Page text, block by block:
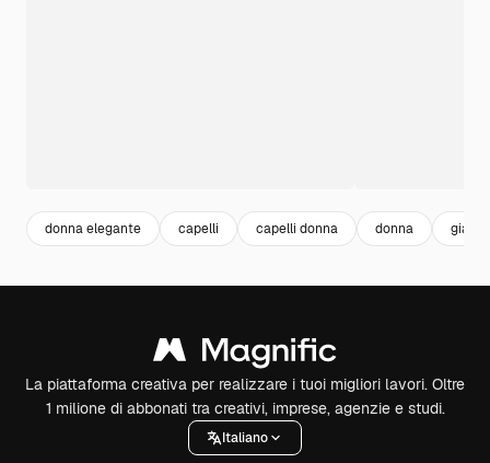
donna elegante capelli capelli donna donna
La piattaforma creativa per realizzare i tuoi migliori lavori. Oltre
1 milione di abbonati tra creativi, imprese, agenzie e studi.
Italiano